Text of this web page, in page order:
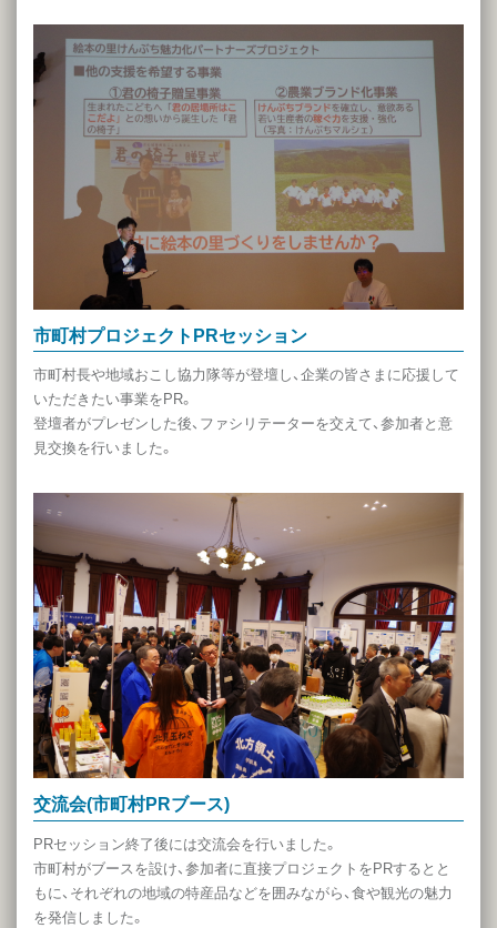
市町村プロジェクトPRセッション
市町村長や地域おこし協力隊等が登壇し、企業の皆さまに応援して
いただきたい事業をPR。
登壇者がプレゼンした後、ファシリテーターを交えて、参加者と意
見交換を行いました。
交流会(市町村PRブース)
PRセッション終了後には交流会を行いました。
市町村がブースを設け、参加者に直接プロジェクトをPRするとと
もに、それぞれの地域の特産品などを囲みながら、食や観光の魅力
を発信しました。